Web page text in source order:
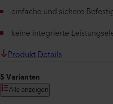
einfache und sichere
keine integrierte
Produkt Details
5 Varianten
Alle anzeigen